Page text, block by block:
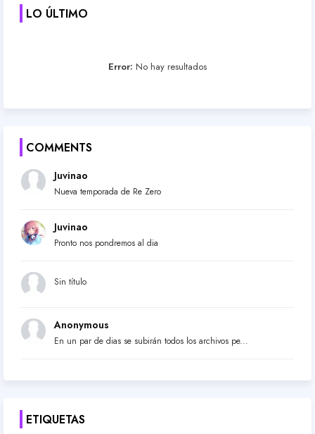
LO ÚLTIMO
Error: No hay resultados
COMMENTS
Juvinao
Nueva temporada de Re Zero
Juvinao
Pronto nos pondremos al dia
Sin título
Anonymous
En un par de dias se subirán todos los archivos pe...
ETIQUETAS